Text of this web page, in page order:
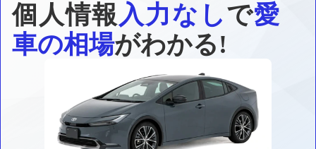
個人情報入力なしで愛
車の相場がわかる!